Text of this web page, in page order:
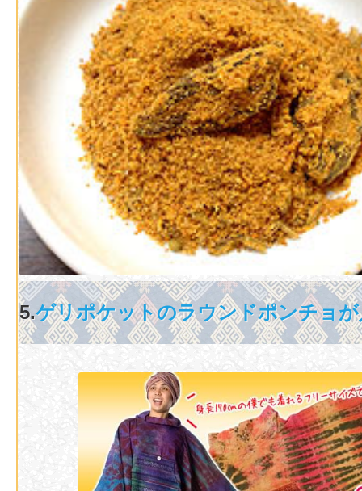
5.ゲリポケットのラウンドポンチョ